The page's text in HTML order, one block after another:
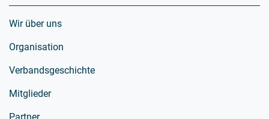
Wir über uns
Organisation
Verbandsgeschichte
Mitglieder
Partner